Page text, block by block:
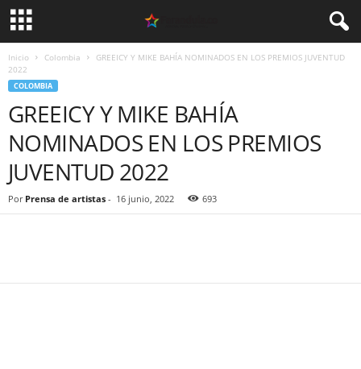
Inicio Colombia
GREEICY Y MIKE BAHÍA NOMINADOS EN LOS PREMIOS JUVENTUD
2022
COLOMBIA
GREEICY Y MIKE BAHÍA
NOMINADOS EN LOS PREMIOS
JUVENTUD 2022
Por Prensa de artistas - 16 junio, 2022 693